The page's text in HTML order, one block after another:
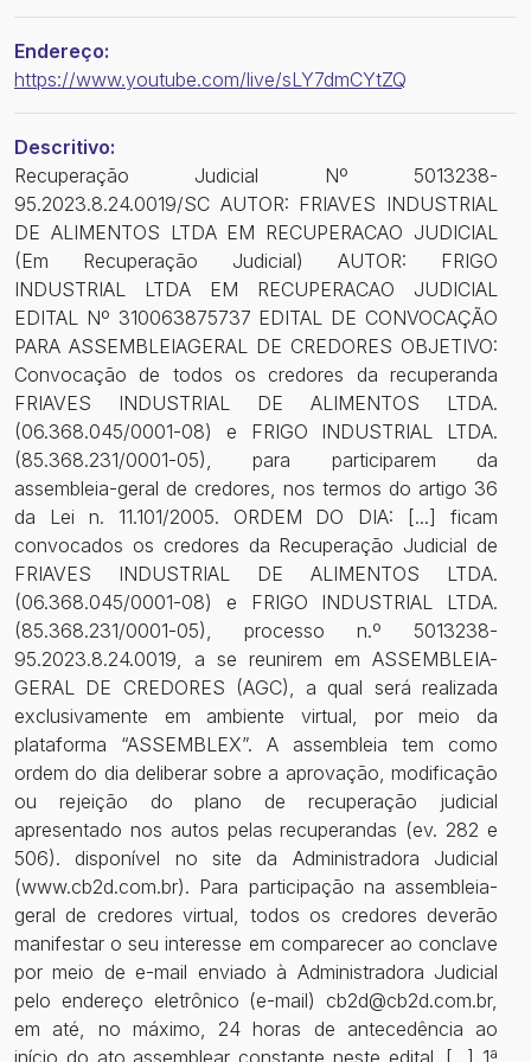
Endereço:
https://www.youtube.com/live/sLY7dmCYtZQ
Descritivo:
Recuperação Judicial Nº 5013238-
95.2023.8.24.0019/SC AUTOR: FRIAVES INDUSTRIAL
DE ALIMENTOS LTDA EM RECUPERACAO JUDICIAL
(Em Recuperação Judicial) AUTOR: FRIGO
INDUSTRIAL LTDA EM RECUPERACAO JUDICIAL
EDITAL Nº 310063875737 EDITAL DE CONVOCAÇÃO
PARA ASSEMBLEIAGERAL DE CREDORES OBJETIVO:
Convocação de todos os credores da recuperanda
FRIAVES INDUSTRIAL DE ALIMENTOS LTDA.
(06.368.045/0001-08) e FRIGO INDUSTRIAL LTDA.
(85.368.231/0001-05), para participarem da
assembleia-geral de credores, nos termos do artigo 36
da Lei n. 11.101/2005. ORDEM DO DIA: [...] ficam
convocados os credores da Recuperação Judicial de
FRIAVES INDUSTRIAL DE ALIMENTOS LTDA.
(06.368.045/0001-08) e FRIGO INDUSTRIAL LTDA.
(85.368.231/0001-05), processo n.º 5013238-
95.2023.8.24.0019, a se reunirem em ASSEMBLEIA-
GERAL DE CREDORES (AGC), a qual será realizada
exclusivamente em ambiente virtual, por meio da
plataforma “ASSEMBLEX”. A assembleia tem como
ordem do dia deliberar sobre a aprovação, modificação
ou rejeição do plano de recuperação judicial
apresentado nos autos pelas recuperandas (ev. 282 e
506). disponível no site da Administradora Judicial
(www.cb2d.com.br). Para participação na assembleia-
geral de credores virtual, todos os credores deverão
manifestar o seu interesse em comparecer ao conclave
por meio de e-mail enviado à Administradora Judicial
pelo endereço eletrônico (e-mail) cb2d@cb2d.com.br,
em até, no máximo, 24 horas de antecedência ao
início do ato assemblear constante neste edital. [...] 1ª